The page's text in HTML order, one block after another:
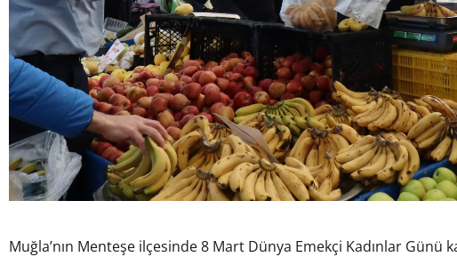
Muğla’nın Menteşe ilçesinde 8 Mart Dünya Emekçi Kadınlar Günü